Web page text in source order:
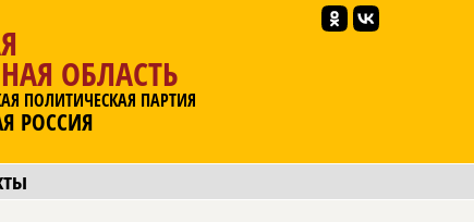
ОБЛАСТЬ
ПОЛИТИЧЕСКАЯ ПАРТИЯ
РОССИЯ